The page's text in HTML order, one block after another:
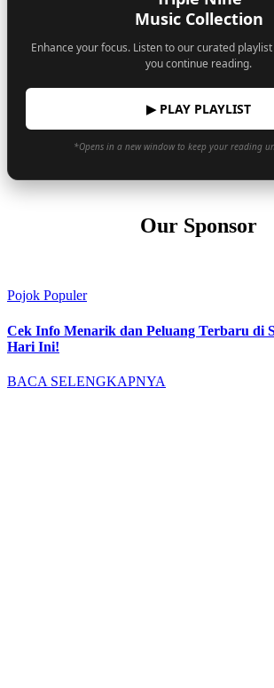
Music Collection
Enhance your focus. Listen to our curated playlist
you continue reading.
▶ PLAY PLAYLIST
*Opens in a new window to keep your reading
Our Sponsor
Pojok Populer
Cek Info Menarik dan Peluang Terbaru di
Hari Ini!
BACA SELENGKAPNYA